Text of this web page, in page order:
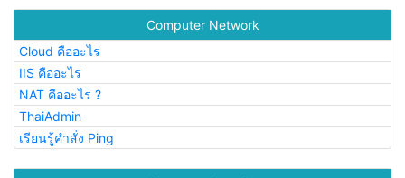
Computer Network
Cloud คืออะไร
IIS คืออะไร
NAT คืออะไร ?
ThaiAdmin
เรียนรู้คำสั่ง Ping